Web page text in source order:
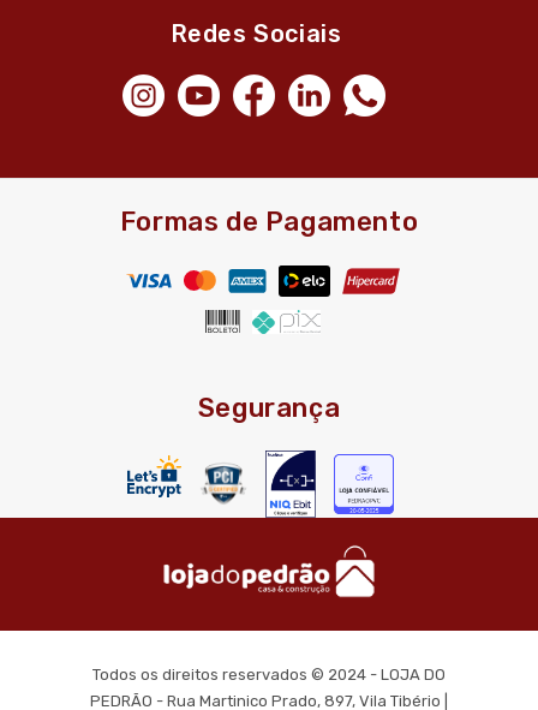
Redes Sociais
Formas de Pagamento
Segurança
Todos os direitos reservados © 2024 - LOJA DO
PEDRÃO - Rua Martinico Prado, 897, Vila Tibério |